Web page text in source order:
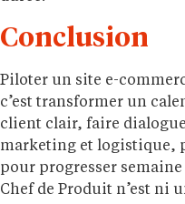
Conclusion
Piloter un site e-
c’est transformer un
client clair, faire
marketing et logistique,
pour progresser
Chef de Produit n’est ni